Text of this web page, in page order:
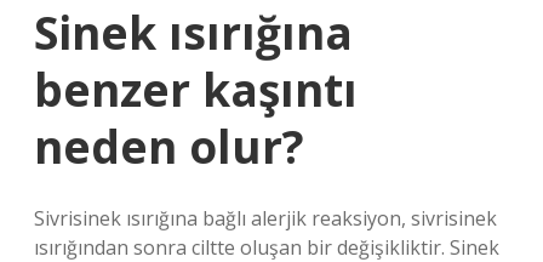
Sinek ısırığına
benzer kaşıntı
neden olur?
Sivrisinek ısırığına bağlı alerjik reaksiyon, sivrisinek
ısırığından sonra ciltte oluşan bir değişikliktir. Sinek